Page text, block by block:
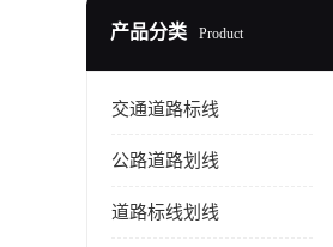
产品分类 Product
交通道路标线
公路道路划线
道路标线划线